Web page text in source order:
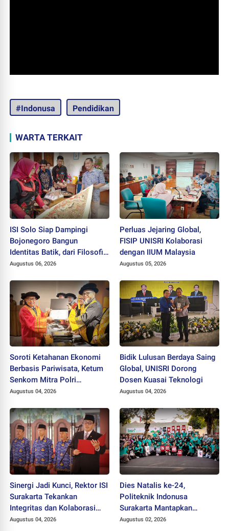
#Indonusa Pendidikan
WARTA TERKAIT
ISI Solo Siap Dampingi
Bojonegoro Bangun
Identitas Batik, dari Filosofi
hingga HAKI
Augustus 06, 2026
Perluas Jejaring Global,
FISIP UNISRI Kolaborasi
dengan IIUM Malaysia
Augustus 05, 2026
Soroti Ketahanan Ekonomi
Berbasis Pariwisata, Ketum
Senkom Mitra Polri
Dikukuhkan sebagai
Augustus 04, 2026
Bidik Lulusan Berdaya Saing
Global, UNISRI Dorong
Dosen Kuasai Teknologi
Augustus 04, 2026
Sinergi Jadi Kunci, Rektor ISI
Surakarta Tekankan
Integritas dan Kolaborasi
pada Pejabat Baru
Augustus 04, 2026
Dies Natalis ke-24,
Politeknik Indonusa
Surakarta Mantapkan
Langkah Bertransformasi
Augustus 02, 2026